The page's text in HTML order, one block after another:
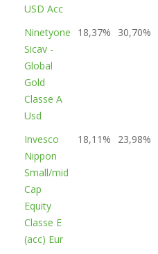
USD Acc
Ninetyone
Sicav -
Global
Gold
Classe A
Usd
18,37% 30,70%
Invesco
Nippon
Small/mid
Cap
Equity
Classe E
(acc) Eur
18,11% 23,98%